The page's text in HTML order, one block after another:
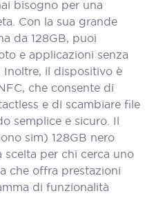
bisogno per una
Con la sua grande
da 128GB, puoi
e applicazioni senza
il dispositivo è
che consente di
e di scambiare file
semplice e sicuro. Il
sim) 128GB nero
per chi cerca uno
che offra prestazioni
di funzionalità